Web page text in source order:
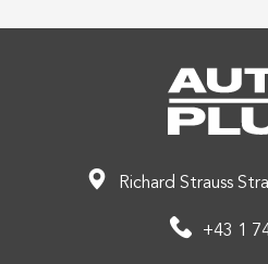
Richard Strauss
+43 1